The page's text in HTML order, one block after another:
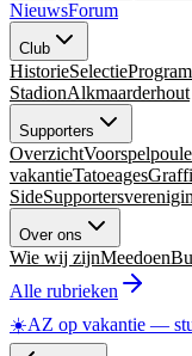
NieuwsForum
Club
HistorieSelectie
StadionAlkmaarderhout
Supporters
OverzichtVoorspelpoule
vakantieTatoeages
Side
Over ons
Wie wij zijnMeedoen
Alle rubrieken
☀️AZ op vakantie —